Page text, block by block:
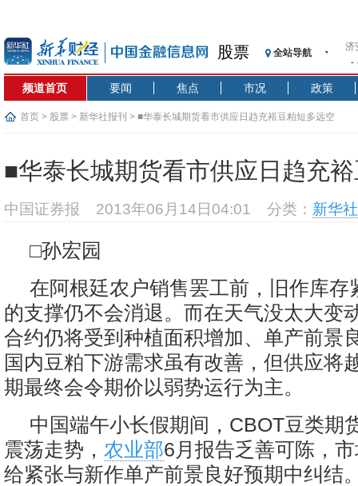
股票 全站导航
【
记
央
沥
频道首页 要闻 焦点 市况 政策
首页 > 股票 > 新华社报刊 > ■华泰长城期货看市供应日趋充裕豆粕短多远空
■华泰长城期货看市供应日趋充
中国证券报 2013年06月14日04:01 分类： 新华
□孙宏园
在阿根廷农户销售罢工前，旧作库存
的支撑仍不会消退。而在天气没太大变
合约仍将受到种植面积增加、单产前景
国内豆粕下游需求虽有改善，但供应将
期最终会令期价以弱势运行为主。
中国端午小长假期间，CBOT豆类期
震荡走势， 农业部6月报告乏善可陈，
给紧张与新作单产前景良好预期中纠结